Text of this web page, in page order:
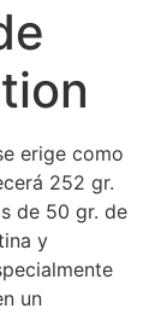
erige como
252 gr.
de 50 gr. de
y
un